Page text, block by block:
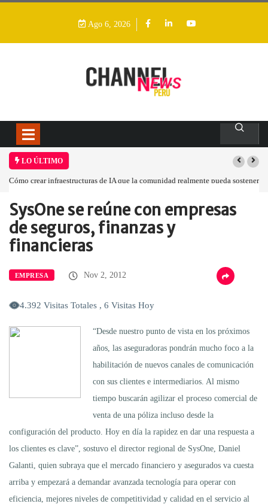
Ago 6, 2026
LO ÚLTIMO
Cómo crear infraestructuras de IA que la comunidad realmente pueda sostener
Home Empresa SysOne se reúne…
SysOne se reúne con empresas
de seguros, finanzas y
financieras
EMPRESA Nov 2, 2012
4.392 Visitas Totales , 6 Visitas Hoy
“Desde nuestro punto de vista en los próximos
años, las aseguradoras pondrán mucho foco a la
habilitación de nuevos canales de comunicación
con sus clientes e intermediarios. Al mismo
tiempo buscarán agilizar el proceso comercial de
venta de una póliza incluso desde la
configuración del producto. Hoy en día la rapidez en dar una respuesta a
los clientes es clave”, sostuvo el director regional de SysOne, Daniel
Galanti, quien subraya que el mercado financiero y asegurados va cuesta
arriba y empezará a demandar avanzada tecnología para operar con
eficiencia, mejores niveles de competitividad y calidad en el servicio al